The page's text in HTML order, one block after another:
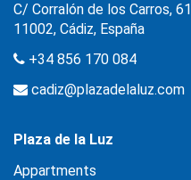
C/ Corralón de los Carros, 61
11002, Cádiz, España
+34 856 170 084
cadiz@plazadelaluz.com
Plaza de la Luz
Appartments